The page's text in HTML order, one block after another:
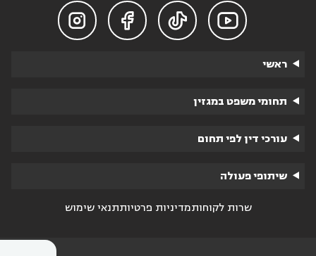




ראשי
תחומי משפט במגזין
עורכי דין לפי תחום
שיתופי פעולה
שרות לקוחותמדיניות פרטיותתנאי שימוש